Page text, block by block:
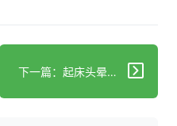
下一篇：起床头晕？可能是高血压在报警